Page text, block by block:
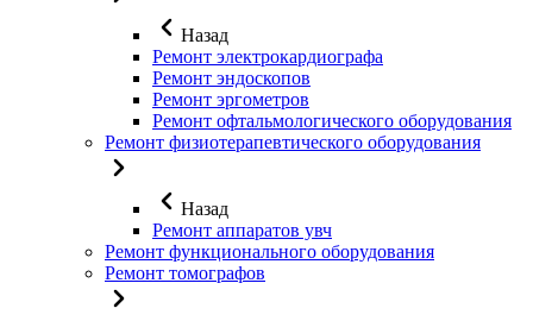
Назад
Ремонт электрокардиографа
Ремонт эндоскопов
Ремонт эргометров
Ремонт офтальмологического оборудования
Ремонт физиотерапевтического оборудования
Назад
Ремонт аппаратов увч
Ремонт функционального оборудования
Ремонт томографов